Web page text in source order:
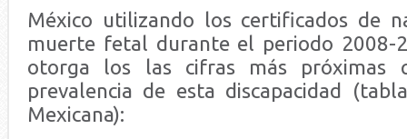
México utilizando los certificados de
muerte fetal durante el periodo 2008-
otorga los las cifras más próximas
prevalencia de esta discapacidad
Mexicana):